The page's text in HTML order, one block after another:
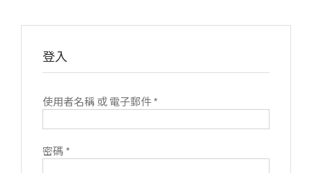
登入
使用者名稱 或 電子郵件*
密碼*